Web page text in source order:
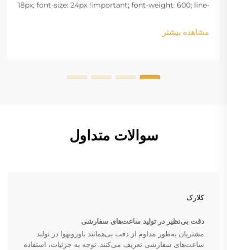
18px; font-size: 24px !important; font-weight: 600; line-
margin-bottom: 18px; font-size: 20px !important; font-
w...
مشاهده بیشتر
سوالات متداول
کلارک
دقت بی‌نظیر در تولید ساعت‌های سفارشی
مشتریان به‌طور مداوم از دقت بی‌همانند باورویهوا در تولید
ساعت‌های سفارشی تعریف می‌کنند. توجه به جزئیات، استفاده